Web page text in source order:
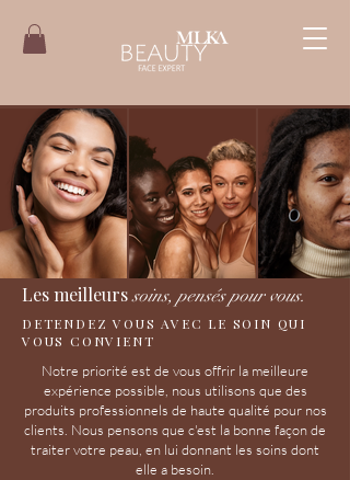
Les meilleurssoins, pensés pour vous.
DETENDEZ VOUS AVEC LE SOIN QUI
VOUS CONVIENT
Notre priorité est de vous offrir la meilleure
expérience possible, nous utilisons que des
produits professionnels de haute qualité pour nos
clients. Nous pensons que c'est la bonne façon de
traiter votre peau, en lui donnant les soins dont
elle a besoin.